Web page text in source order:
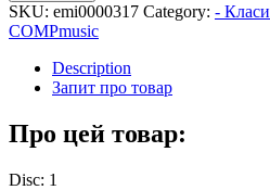
SKU: emi0000317 Category: -
COMPmusic
Description
Запит про товар
Про цей товар:
Disc: 1